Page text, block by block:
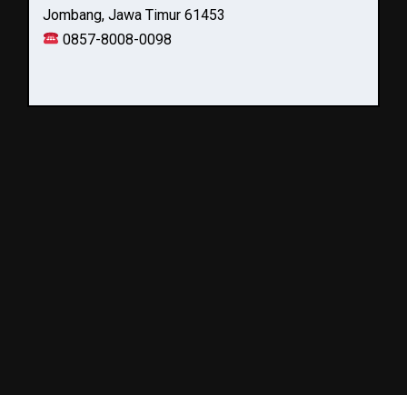
Jombang, Jawa Timur 61453
0857-8008-0098